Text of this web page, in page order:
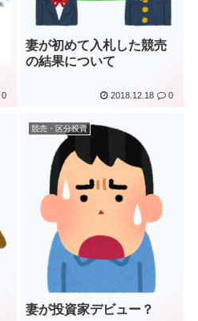
0
妻が初めて入札した競売
の結果について
2018.12.18 0
競売・区分投資
妻が投資家デビュー？